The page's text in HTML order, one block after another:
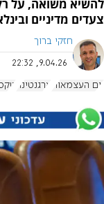
להשיא משואה, על
צעדים מדיניים
חזקי ברוך
9.04.26, 22:32
יום העצמאות ארגנטינה